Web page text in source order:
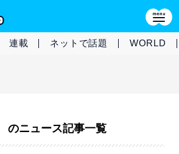
連載 ネットで話題 WORLD
のニュース記事一覧